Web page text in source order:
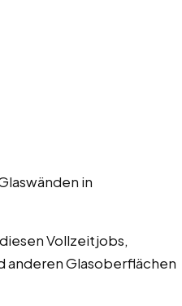
in
Vollzeitjobs,
anderen Glasoberflächen